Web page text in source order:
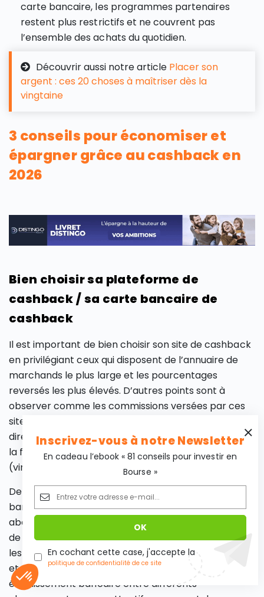
carte bancaire, les programmes partenaires
restent plus restrictifs et ne couvrent pas
l’ensemble des achats du quotidien.
Découvrir aussi notre article Placer son
argent : ces 20 choses à maîtriser dès la
vingtaine
3 conseils pour économiser et
épargner grâce au cashback en
2026
Bien choisir sa plateforme de
cashback / sa carte bancaire de
cashback
Il est important de bien choisir son site de cashback
en privilégiant ceux qui disposent de l’annuaire de
marchands le plus large et les pourcentages
reversés les plus élevés. D’autres points sont à
observer comme les commissions versées par ces
sites qui peuvent être prélevées une fois par an ou
directement sur vos achats. Vérifiez enfin les délais,
la fréquence de paiement et le mode de règlement
(virement bancaire, chèque, PayPal…).
De la même façon, attention à bien choisir votre
banque et votre carte bancaire ainsi que l’éventuel
abonnement à souscrire pour bénéficier des offres
de cashback si cela est important pour vous. Tous
les acteurs ne proposant pas le même pourcentage
et des variations existant dans un même
établissement bancaire entre différents
Inscrivez-vous à notre Newsletter
En cadeau l’ebook « 81 conseils pour investir en
Bourse »
En cochant cette case, j'accepte la
politique de confidentialité de ce site